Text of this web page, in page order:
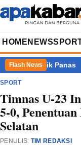
HOME NEWS
Flash News
Titik Panas
SPORT
Timnas U-23
5-0,
Selatan
PENULIS: TIM REDAKSI